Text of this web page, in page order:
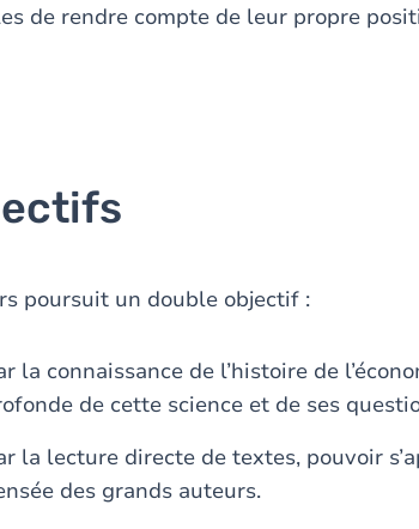
de rendre compte de leur propre
poursuit un double objectif :
la connaissance de l’histoire de
de cette science et de ses
la lecture directe de textes, pouvoir
des grands auteurs.